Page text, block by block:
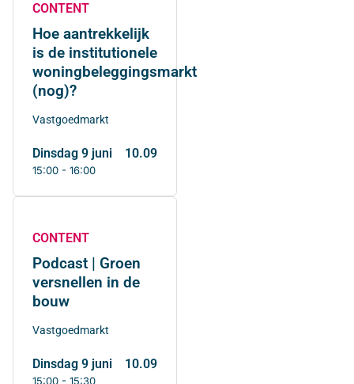
CONTENT
Hoe aantrekkelijk
is de institutionele
woningbeleggingsmarkt
(nog)?
Vastgoedmarkt
dinsdag 9 juni
15:00 - 16:00
10.09
CONTENT
Podcast | Groen
versnellen in de
bouw
Vastgoedmarkt
dinsdag 9 juni
15:00 - 15:30
10.09